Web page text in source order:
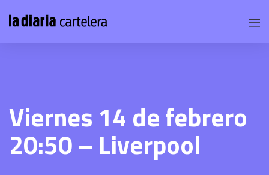
Viernes 14 de febrero
20:50 – Liverpool